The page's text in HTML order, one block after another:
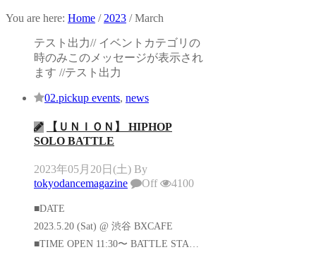
You are here: Home /2023 /March
テスト出力// イベントカテゴリの
時のみこのメッセージが表示され
ます //テスト出力
02.pickup events, news
【ＵＮＩＯＮ】 HIPHOP
SOLO BATTLE
2023年05月20日(土) By
tokyodancemagazine
Off 4100
2023.5.20 (Sat) @ 渋谷 BXCAFE
■TIME OPEN 11:30〜 BATTLE STA…